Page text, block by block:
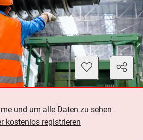
und um alle Daten zu sehen
kostenlos registrieren